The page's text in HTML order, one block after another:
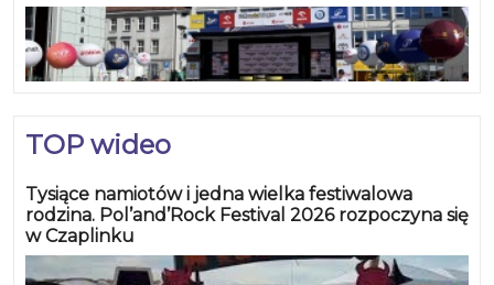
TOP wideo
Tysiące namiotów i jedna wielka festiwalowa
rodzina. Pol’and’Rock Festival 2026 rozpoczyna się
w Czaplinku